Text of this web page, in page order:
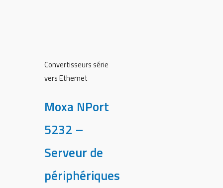
Convertisseurs série
vers Ethernet
Moxa NPort
5232 –
Serveur de
périphériques